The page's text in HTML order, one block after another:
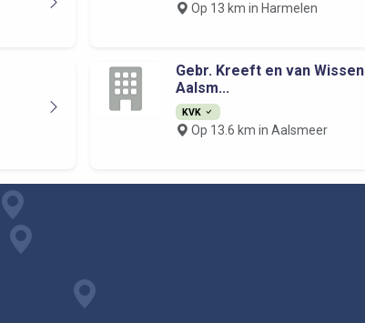
Op 13 km in Harmelen
Gebr. Kreeft en van Wissen
Aalsm...
KVK
Op 13.6 km in Aalsmeer